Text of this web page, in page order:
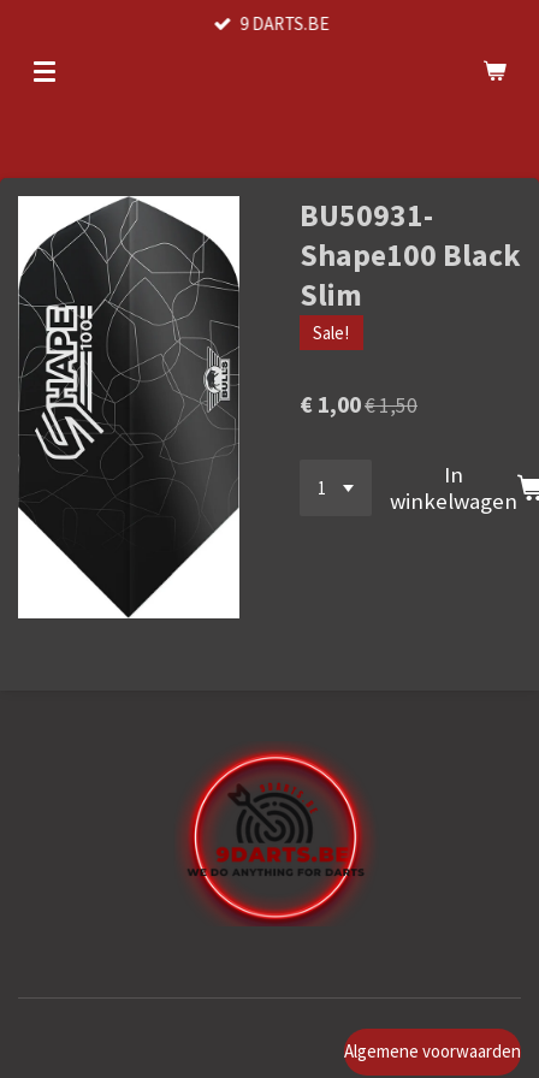
naar
9 DARTS.BE
BU50931-
Shape100 Black
Slim
Sale!
€ 1,00€ 1,50
In
winkelwagen
Algemene voorwaarden